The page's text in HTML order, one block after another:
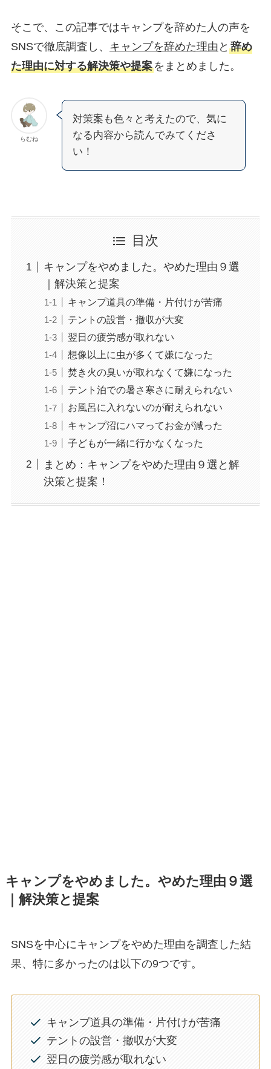
そこで、この記事ではキャンプを辞めた人の声を
SNSで徹底調査し、 キャンプを辞めた理由 と 辞め
た理由に対する解決策や提案をまとめました。
らむね
対策案も色々と考えたので、気に
なる内容から読んでみてくださ
い！
目次
キャンプをやめました。やめた理由９選
｜解決策と提案
キャンプ道具の準備・片付けが苦痛
テントの設営・撤収が大変
翌日の疲労感が取れない
想像以上に虫が多くて嫌になった
焚き火の臭いが取れなくて嫌になった
テント泊での暑さ寒さに耐えられない
お風呂に入れないのが耐えられない
キャンプ沼にハマってお金が減った
子どもが一緒に行かなくなった
まとめ：キャンプをやめた理由９選と解
決策と提案！
キャンプをやめました。やめた理由９選
｜解決策と提案
SNSを中心にキャンプをやめた理由を調査した結
果、特に多かったのは以下の9つです。
キャンプ道具の準備・片付けが苦痛
テントの設営・撤収が大変
翌日の疲労感が取れない